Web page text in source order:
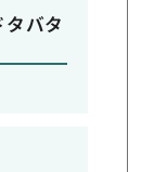
バタ